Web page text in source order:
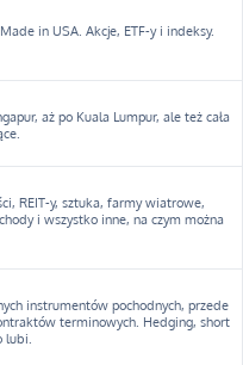
in USA. Akcje, ETF-y i indeksy.
aż po Kuala Lumpur, ale też cała
REIT-y, sztuka, farmy wiatrowe,
i wszystko inne, na czym można
instrumentów pochodnych, przede
terminowych. Hedging, short
lubi.